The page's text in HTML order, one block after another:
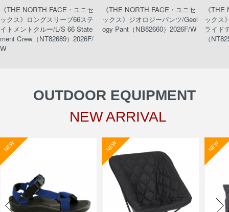
《THE NORTH FACE・ユニセ
ックス》ロングスリーブ66ステ
イトメントクルー/L/S 66 State
ment Crew（NT82689）2026F/
W
《THE NORTH FACE・ユニセ
ックス》ジオロジーパンツ/Geol
ogy Pant（NB82660）2026F/W
《
ックス
ライド
（
OUTDOOR EQUIPMENT
NEW ARRIVAL
NEW NEW NEW